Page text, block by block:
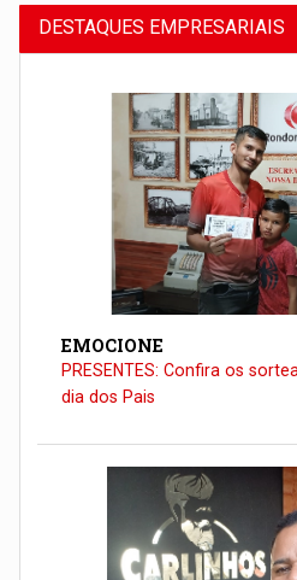
DESTAQUES EMPRESARIAIS
EMOCIONE
PRESENTES: Confira os
dia dos Pais